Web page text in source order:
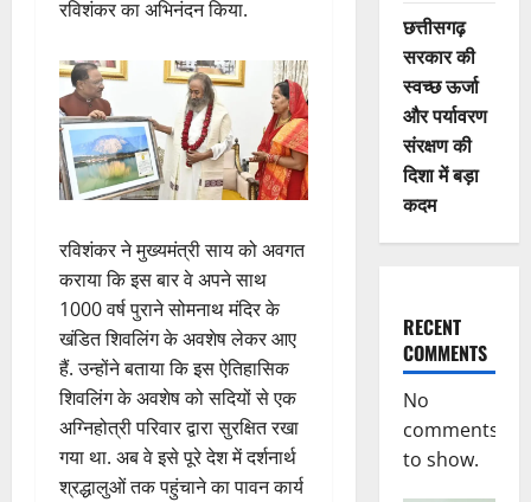
रविशंकर का अभिनंदन किया.
रविशंकर ने मुख्यमंत्री साय को अवगत
कराया कि इस बार वे अपने साथ
1000 वर्ष पुराने सोमनाथ मंदिर के
खंडित शिवलिंग के अवशेष लेकर आए
हैं. उन्होंने बताया कि इस ऐतिहासिक
शिवलिंग के अवशेष को सदियों से एक
अग्निहोत्री परिवार द्वारा सुरक्षित रखा
गया था. अब वे इसे पूरे देश में दर्शनार्थ
श्रद्धालुओं तक पहुंचाने का पावन कार्य
छत्तीसगढ़
सरकार की
स्वच्छ ऊर्जा
और पर्यावरण
संरक्षण की
दिशा में बड़ा
कदम
RECENT
COMMENTS
No
comments
to show.